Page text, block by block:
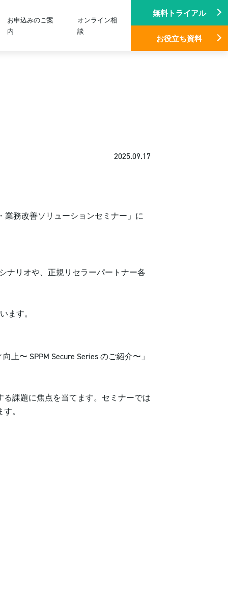
お申込みのご案
内
オンライン相
談
無料トライアル
お役立ち資料
2025.09.17
業務改善ソリューションセミナー」に
ナリオや、正規リセラーパートナー各
ます。
〜 SPPM Secure Series のご紹介〜」
課題に焦点を当てます。セミナーでは
。